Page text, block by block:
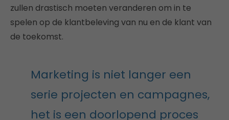
zullen drastisch moeten veranderen om in te
spelen op de klantbeleving van nu en de klant van
de toekomst.
Marketing is niet langer een
serie projecten en campagnes,
het is een doorlopend proces